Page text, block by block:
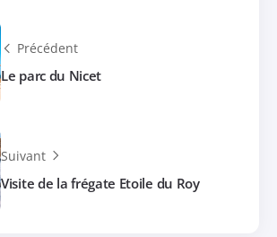
Précédent
Le parc du Nicet
Suivant
Visite de la frégate Etoile du Roy